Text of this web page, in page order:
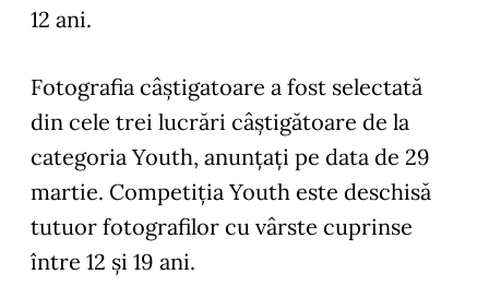
12 ani.
Fotografia câștigatoare a fost selectată
din cele trei lucrări câștigătoare de la
categoria Youth, anunțați pe data de 29
martie. Competiția Youth este deschisă
tutuor fotografilor cu vârste cuprinse
între 12 și 19 ani.